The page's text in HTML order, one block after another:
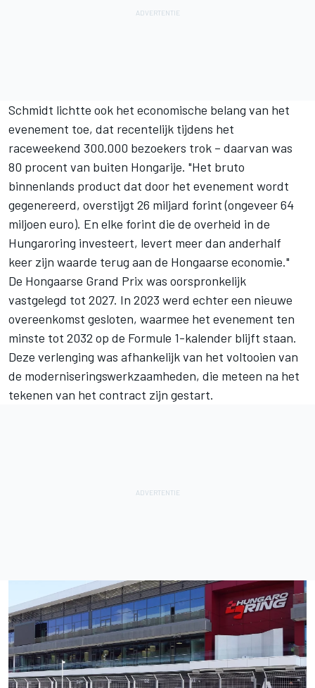
Schmidt lichtte ook het economische belang van het
evenement toe, dat recentelijk tijdens het
raceweekend 300.000 bezoekers trok – daarvan was
80 procent van buiten Hongarije. "Het bruto
binnenlands product dat door het evenement wordt
gegenereerd, overstijgt 26 miljard forint (ongeveer 64
miljoen euro). En elke forint die de overheid in de
Hungaroring investeert, levert meer dan anderhalf
keer zijn waarde terug aan de Hongaarse economie."
De Hongaarse Grand Prix was oorspronkelijk
vastgelegd tot 2027. In 2023 werd echter een nieuwe
overeenkomst gesloten, waarmee het evenement ten
minste tot 2032 op de Formule 1-kalender blijft staan.
Deze verlenging was afhankelijk van het voltooien van
de moderniseringswerkzaamheden, die meteen na het
tekenen van het contract zijn gestart.